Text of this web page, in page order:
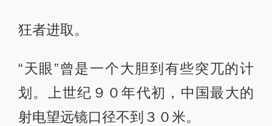
狂者进取。
“天眼”曾是一个大胆到有些突兀的计
划。上世纪９０年代初，中国最大的
射电望远镜口径不到３０米。